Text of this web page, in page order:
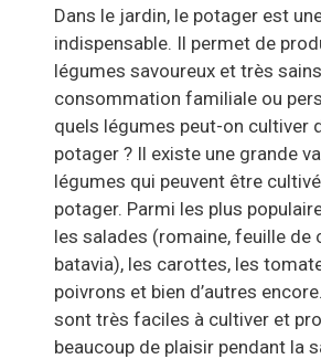
Dans le jardin, le potager est
indispensable. Il permet de
légumes savoureux et très
consommation familiale ou
quels légumes peut-on cultiver
potager ? Il existe une grande
légumes qui peuvent être
potager. Parmi les plus
les salades (romaine, feuille de
batavia), les carottes, les
poivrons et bien d’autres
sont très faciles à cultiver et
beaucoup de plaisir pendant la